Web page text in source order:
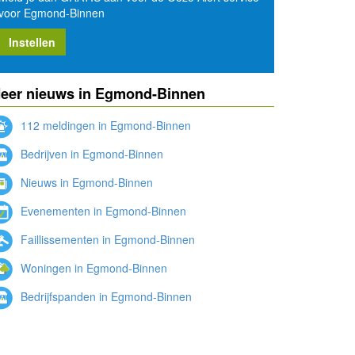
Egmond-Binnen
Instellen
nieuws in Egmond-Binnen
112 meldingen in Egmond-Binnen
Bedrijven in Egmond-Binnen
Nieuws in Egmond-Binnen
Evenementen in Egmond-Binnen
Faillissementen in Egmond-Binnen
Woningen in Egmond-Binnen
Bedrijfspanden in Egmond-Binnen